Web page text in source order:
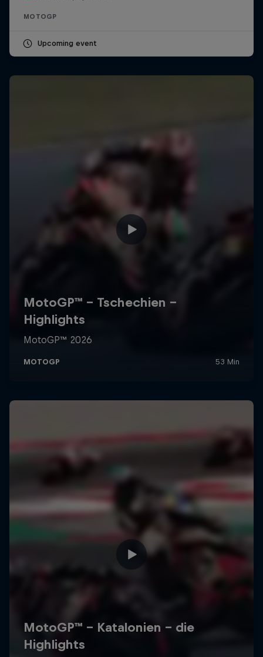
MOTOGP
Upcoming event